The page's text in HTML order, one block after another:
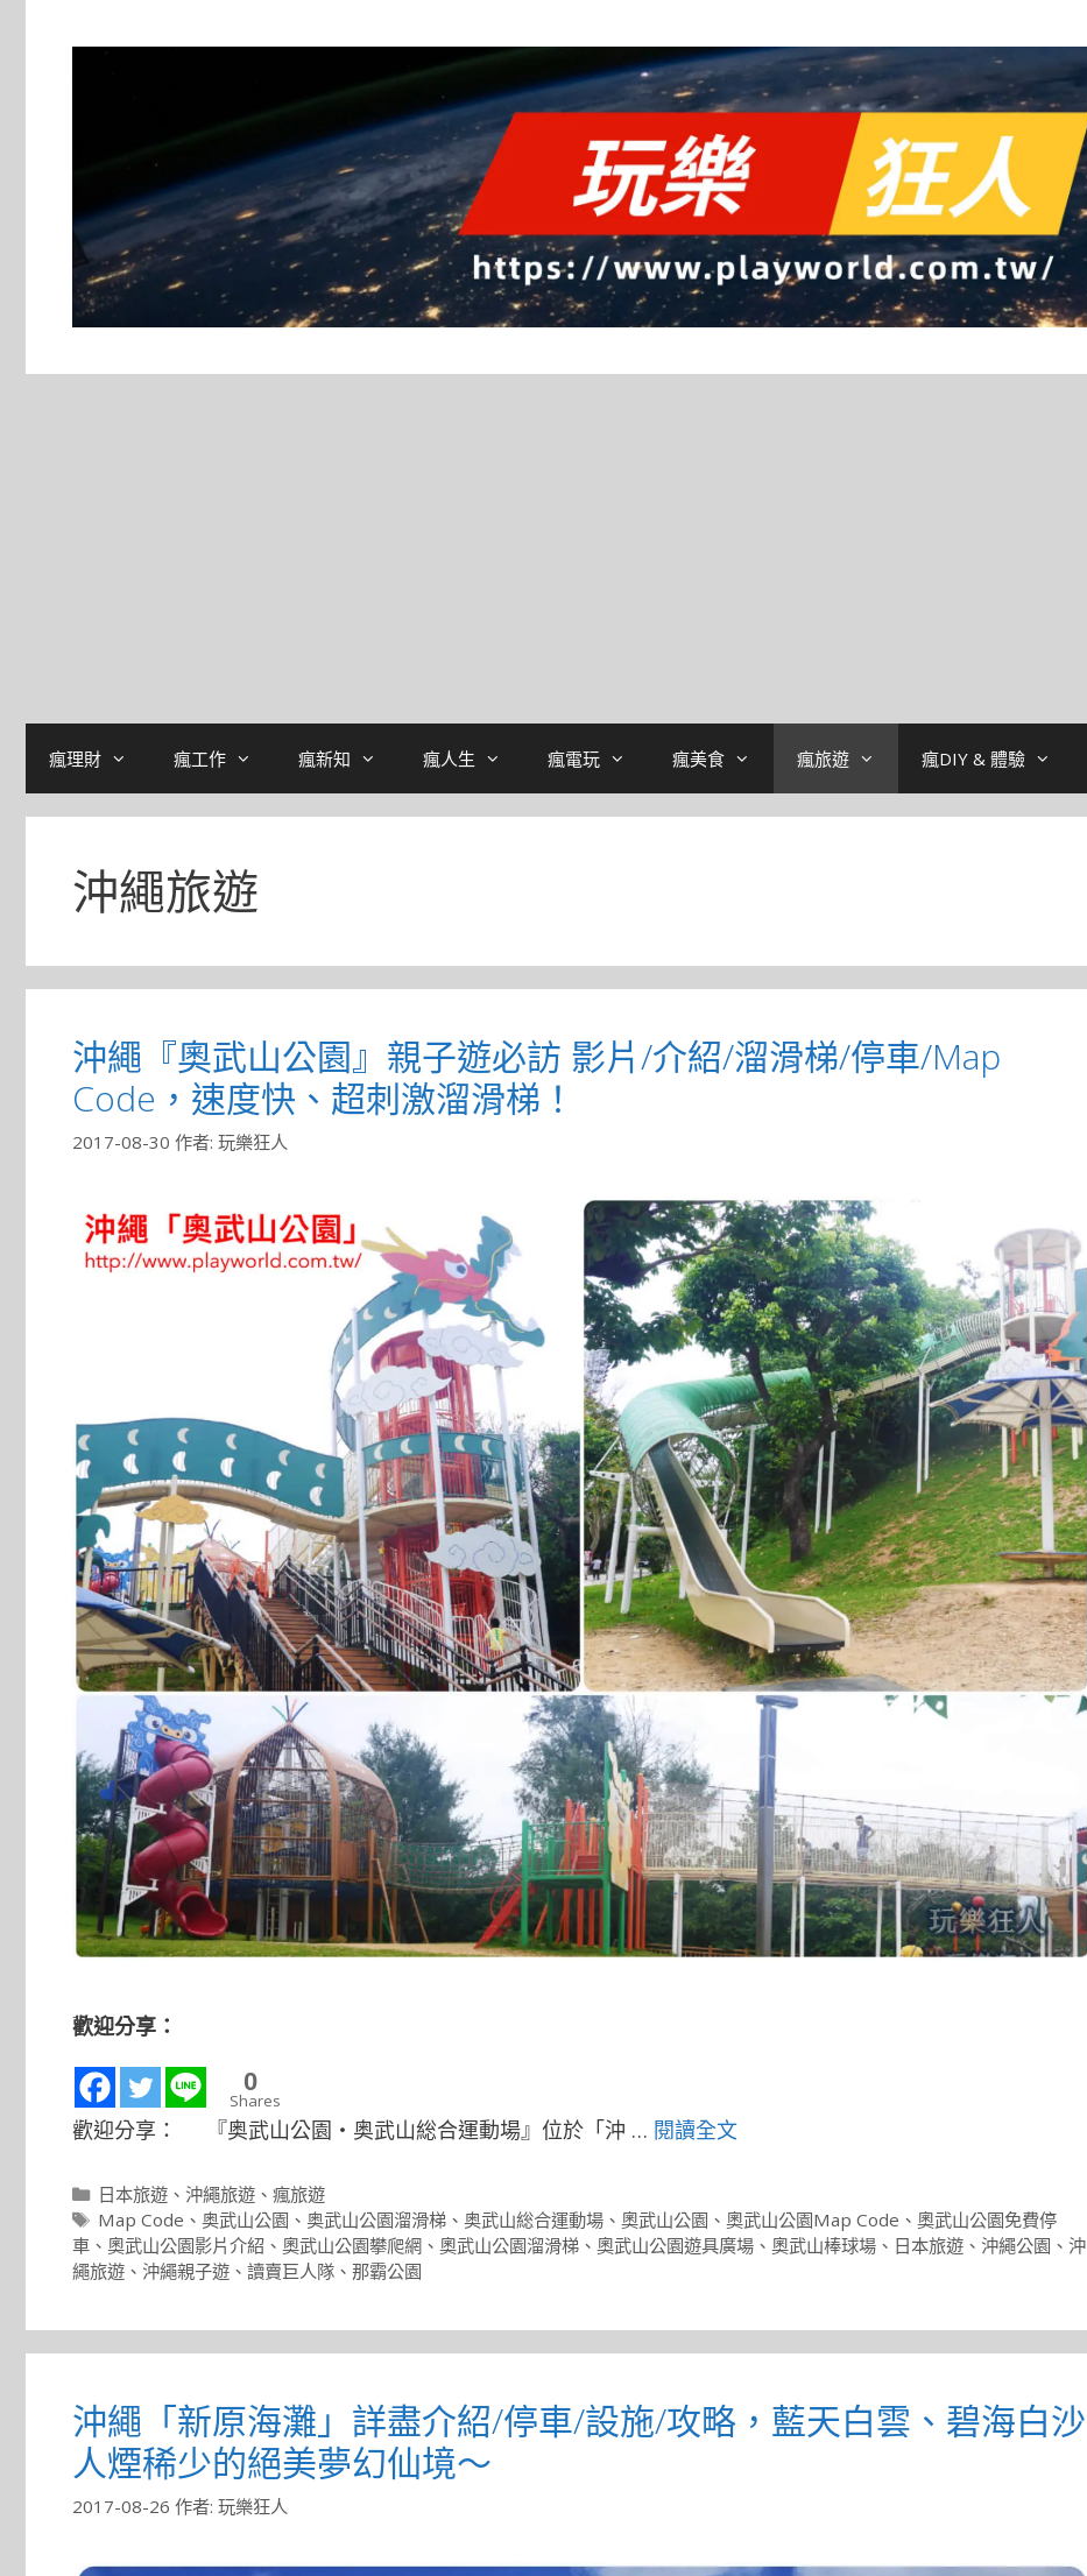
瘋理財 瘋工作 瘋新知 瘋人生 瘋電玩 瘋美食 瘋旅遊 瘋DIY & 體驗
沖繩旅遊
沖繩『奧武山公園』親子遊必訪 影片/介紹/溜滑梯/停車/Map
Code，速度快、超刺激溜滑梯！
2017-08-30 作者: 玩樂狂人
歡迎分享：
0
Shares
歡迎分享： 『奥武山公園・奥武山総合運動場』位於「沖 … 閱讀全文
分
類
日本旅遊 、 沖繩旅遊 、瘋旅遊
標
籤
Map Code 、奥武山公園 、奥武山公園溜滑梯 、奥武山総合運動場 、奧武山公園 、奧武山公園Map Code 、奧武山公園免費停
車 、 奧武山公園影片介紹 、 奧武山公園攀爬網 、 奧武山公園溜滑梯 、 奧武山公園遊具廣場 、 奧武山棒球場 、 日本旅遊 、 沖繩公園 、 沖
繩旅遊 、 沖繩親子遊 、 讀賣巨人隊 、 那霸公園
沖繩「新原海灘」詳盡介紹/停車/設施/攻略，藍天白雲、碧海白沙
人煙稀少的絕美夢幻仙境～
2017-08-26 作者: 玩樂狂人